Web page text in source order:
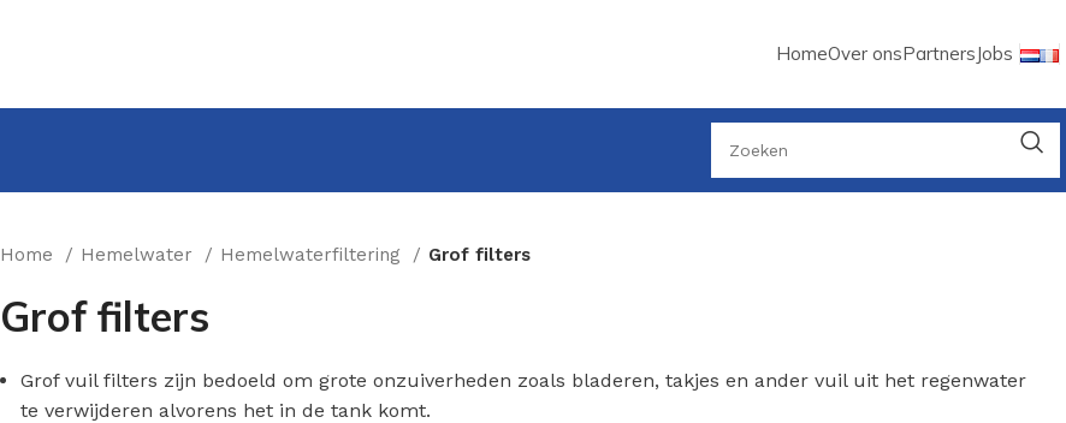
HomeOver onsPartnersJobs
Home Hemelwater Hemelwaterfiltering Grof filters
Grof filters
Grof vuil filters zijn bedoeld om grote onzuiverheden zoals bladeren, takjes en ander vuil uit het regenwater
te verwijderen alvorens het in de tank komt.